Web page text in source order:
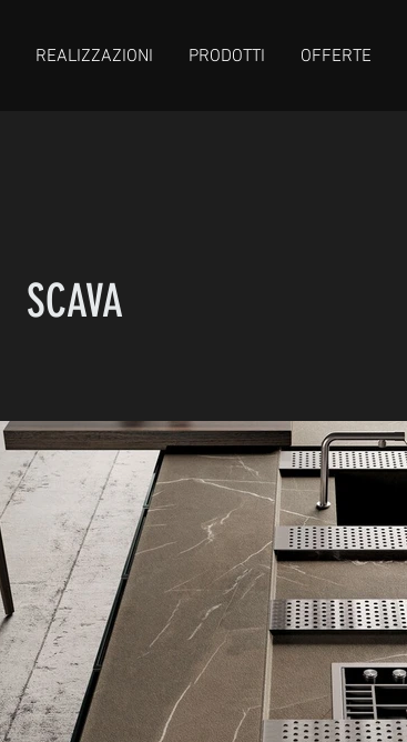
REALIZZAZIONI PRODOTTI OFFERTE
SCAVA